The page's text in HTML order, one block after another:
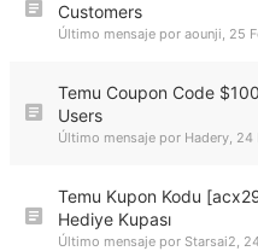
Customers
Último mensaje por aounji, 25
Temu Coupon Code
Users
Último mensaje por Hadery, 24
Temu Kupon Kodu
Hediye Kupası
Último mensaje por Starsai2,